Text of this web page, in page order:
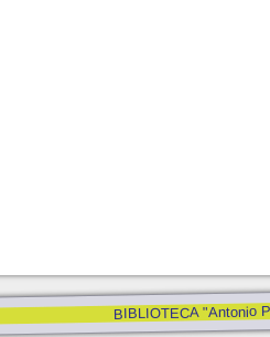
BIBLIOTECA "Antonio